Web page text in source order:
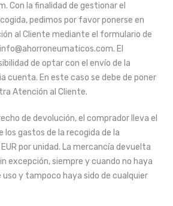
Con la finalidad de gestionar el
pedimos por favor ponerse en
al Cliente mediante el formulario de
El
de optar con el envío de la
cuenta. En este caso se debe de poner
Atención al Cliente.
de devolución, el comprador lleva el
gastos de la recogida de la
por unidad. La mercancía devuelta
excepción, siempre y cuando no haya
y tampoco haya sido de cualquier